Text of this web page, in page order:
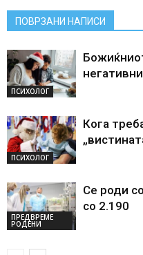
ПОВРЗАНИ НАПИСИ
ПСИХОЛОГ
ПСИХОЛОГ
Кога
ПРЕДВРЕМЕ
РОДЕНИ
Се роди
со 2.190